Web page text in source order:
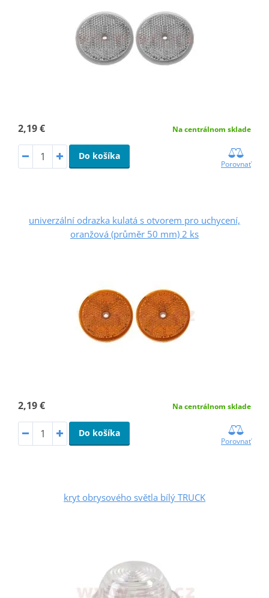
2,19 € Na centrálnom sklade
Do košíka
Porovnať
univerzální odrazka kulatá s otvorem pro uchycení,
oranžová (průměr 50 mm) 2 ks
2,19 € Na centrálnom sklade
Do košíka
Porovnať
kryt obrysového světla bílý TRUCK